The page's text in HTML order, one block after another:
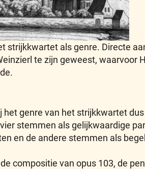
als genre. Directe
te zijn geweest, waarvoor
genre van het strijkkwartet
stemmen als gelijkwaardige
en de andere stemmen als
compositie van opus 103, de